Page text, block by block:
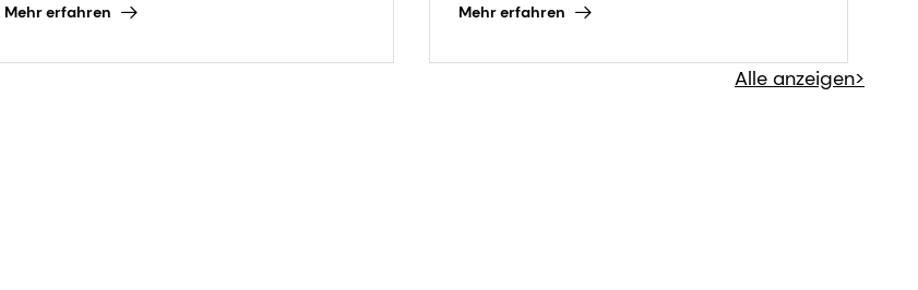
fermentation in dairy
and beyond
Mehr erfahren Mehr erfahren
Alle anzeigen>